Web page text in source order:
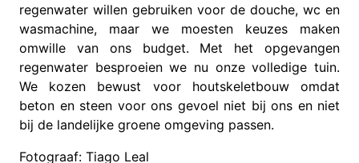
regenwater willen gebruiken voor de douche, wc en
wasmachine, maar we moesten keuzes maken
omwille van ons budget. Met het opgevangen
regenwater besproeien we nu onze volledige tuin.
We kozen bewust voor houtskeletbouw omdat
beton en steen voor ons gevoel niet bij ons en niet
bij de landelijke groene omgeving passen.
Fotograaf: Tiago Leal